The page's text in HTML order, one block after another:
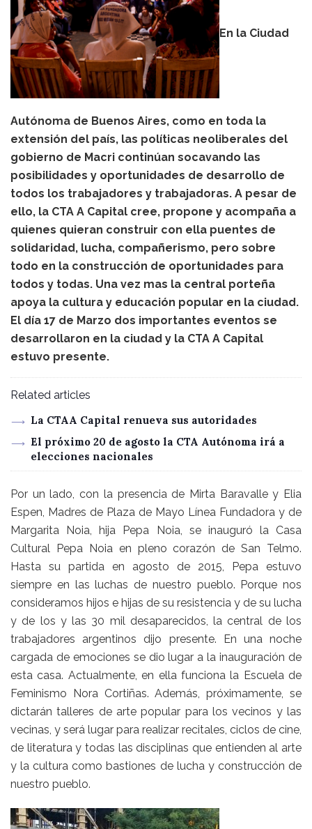
En la Ciudad
Autónoma de Buenos Aires, como en toda la
extensión del país, las políticas neoliberales del
gobierno de Macri continúan socavando las
posibilidades y oportunidades de desarrollo de
todos los trabajadores y trabajadoras. A pesar de
ello, la CTA A Capital cree, propone y acompaña a
quienes quieran construir con ella puentes de
solidaridad, lucha, compañerismo, pero sobre
todo en la construcción de oportunidades para
todos y todas. Una vez mas la central porteña
apoya la cultura y educación popular en la ciudad.
El día 17 de Marzo dos importantes eventos se
desarrollaron en la ciudad y la CTA A Capital
estuvo presente.
Related articles
La CTAA Capital renueva sus autoridades
El próximo 20 de agosto la CTA Autónoma irá a
elecciones nacionales
Por un lado, con la presencia de Mirta Baravalle y Elia
Espen, Madres de Plaza de Mayo Línea Fundadora y de
Margarita Noia, hija Pepa Noia, se inauguró la Casa
Cultural Pepa Noia en pleno corazón de San Telmo.
Hasta su partida en agosto de 2015, Pepa estuvo
siempre en las luchas de nuestro pueblo. Porque nos
consideramos hijos e hijas de su resistencia y de su lucha
y de los y las 30 mil desaparecidos, la central de los
trabajadores argentinos dijo presente. En una noche
cargada de emociones se dio lugar a la inauguración de
esta casa. Actualmente, en ella funciona la Escuela de
Feminismo Nora Cortiñas. Además, próximamente, se
dictarán talleres de arte popular para los vecinos y las
vecinas, y será lugar para realizar recitales, ciclos de cine,
de literatura y todas las disciplinas que entienden al arte
y la cultura como bastiones de lucha y construcción de
nuestro pueblo.